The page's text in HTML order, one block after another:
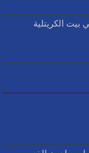
الكريتلية